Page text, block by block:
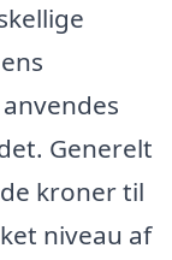
Generelt
kroner til
niveau af